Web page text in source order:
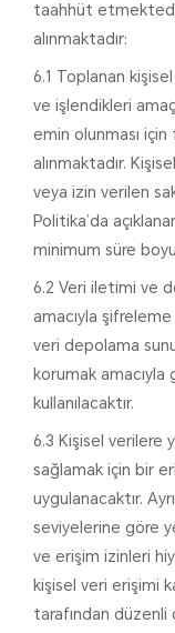
taahhüt
alınmaktadır:
6.1 Toplanan
ve işlendikleri
emin olunması
alınmaktadır.
veya izin verilen
Politika’da
minimum süre
6.2 Veri iletimi ve
amacıyla
veri depolama
korumak amacıyla
kullanılacaktır.
6.3 Kişisel verilere
sağlamak için bir
uygulanacaktır.
seviyelerine göre
ve erişim izinleri
kişisel veri erişimi
tarafından düzenli